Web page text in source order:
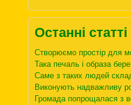
Останні статті
Створюємо простір для
Така печаль і образа
Саме з таких людей
Виконують надважливу
Громада попрощалася з